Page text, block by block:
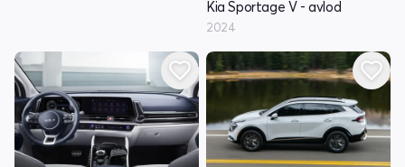
Kia Sportage V - avlod
2024